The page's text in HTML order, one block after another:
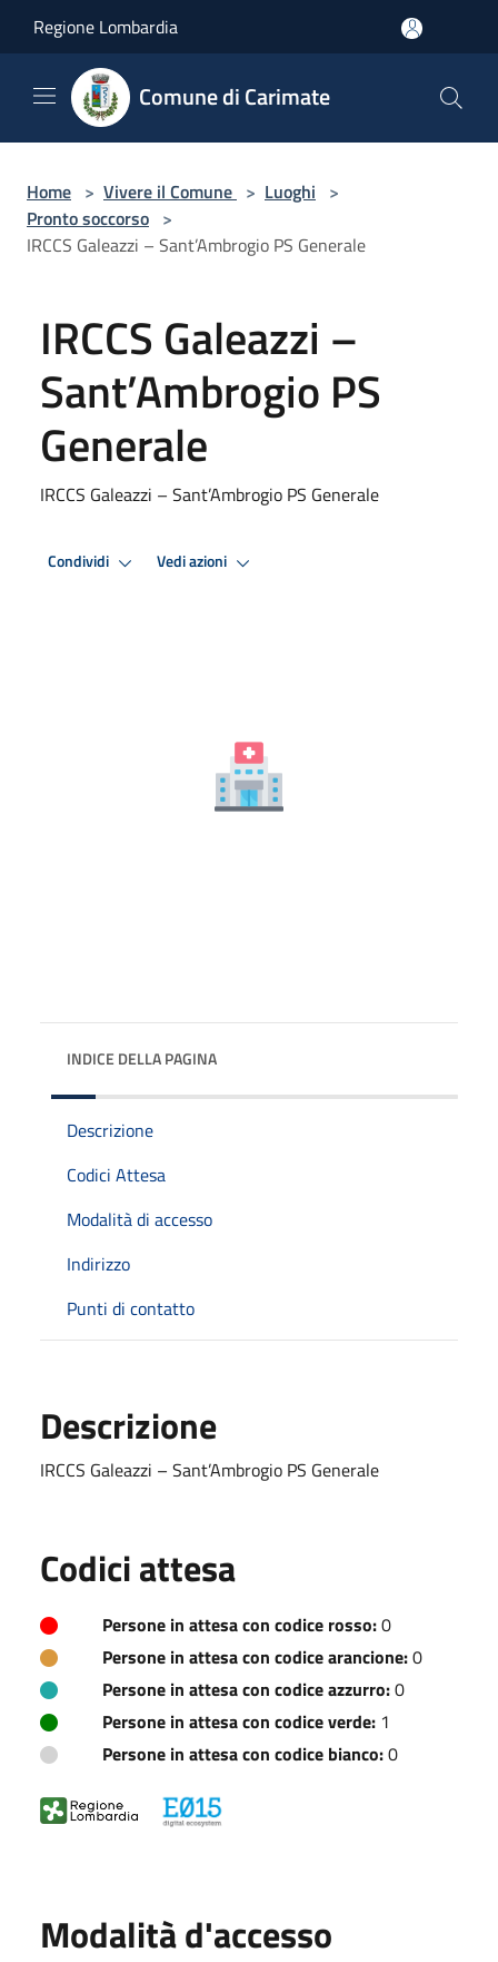
Regione Lombardia
Comune di Carimate
Home > Vivere il Comune > Luoghi >
Pronto soccorso >
IRCCS Galeazzi – Sant’Ambrogio PS Generale
IRCCS Galeazzi –
Sant’Ambrogio PS
Generale
IRCCS Galeazzi – Sant’Ambrogio PS Generale
Condividi Vedi azioni
INDICE DELLA PAGINA
Descrizione
Codici Attesa
Modalità di accesso
Indirizzo
Punti di contatto
Descrizione
IRCCS Galeazzi – Sant’Ambrogio PS Generale
Codici attesa
Persone in attesa con codice rosso:0
Persone in attesa con codice arancione:0
Persone in attesa con codice azzurro:0
Persone in attesa con codice verde: 1
Persone in attesa con codice bianco:0
Modalità d'accesso